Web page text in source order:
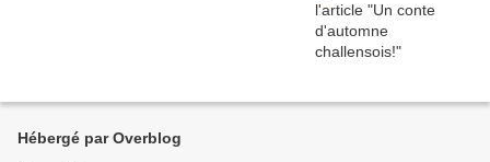
Hébergé par Overblog